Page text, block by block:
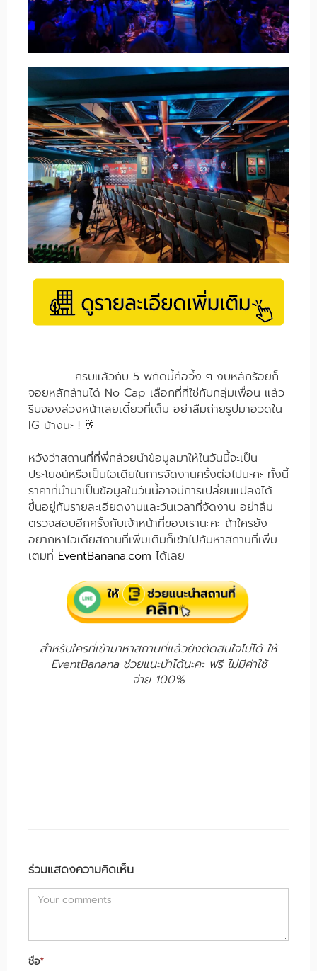
ครบแล้วกับ 5 พิกัดนี้คือจึ้ง ๆ งบหลักร้อยก็
จอยหลักล้านได้ No Cap เลือกที่ที่ใช่กับกลุ่มเพื่อน แล้ว
รีบจองล่วงหน้าเลยเดี๋ยวที่เต็ม อย่าลืมถ่ายรูปมาอวดใน
IG บ้างนะ ! 🥂
หวังว่าสถานที่ที่พี่กล้วยนำข้อมูลมาให้ในวันนี้จะเป็น
ประโยชน์หรือเป็นไอเดียในการจัดงานครั้งต่อไปนะคะ ทั้งนี้
ราคาที่นำมาเป็นข้อมูลในวันนี้อาจมีการเปลี่ยนแปลงได้
ขึ้นอยู่กับรายละเอียดงานและวันเวลาที่จัดงาน อย่าลืม
ตรวจสอบอีกครั้งกับเจ้าหน้าที่ของเรานะคะ ถ้าใครยัง
อยากหาไอเดียสถานที่เพิ่มเติมก็เข้าไปค้นหาสถานที่เพิ่ม
เติมที่ EventBanana.com ได้เลย
​สำหรับใครที่เข้ามาหาสถานที่แล้วยังตัดสินใจไม่ได้ ให้
EventBanana ช่วยแนะนำได้นะคะ ฟรี ไม่มีค่าใช้
จ่าย 100%
ร่วมแสดงความคิดเห็น
ชื่อ*